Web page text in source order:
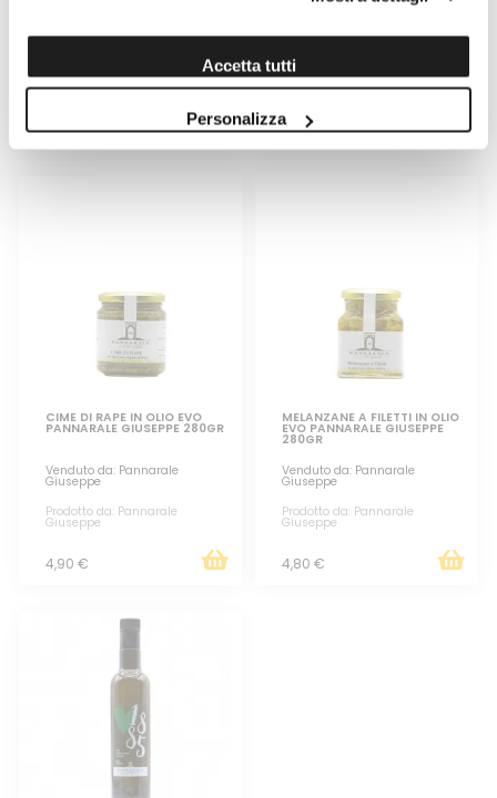
Accetta tutti
Personalizza
Venduto da: Pannarale
Prodotto da: Pannarale
Giuseppe
6,80 €
Venduto da: Pannarale
Prodotto da: Pannarale
Giuseppe
6,70 €
CIME DI RAPE IN OLIO EVO
PANNARALE GIUSEPPE 280GR
Venduto da: Pannarale
Giuseppe
Prodotto da: Pannarale
Giuseppe
4,90 €
MELANZANE A FILETTI IN OLIO
EVO PANNARALE GIUSEPPE
280GR
Venduto da: Pannarale
Giuseppe
Prodotto da: Pannarale
Giuseppe
4,80 €